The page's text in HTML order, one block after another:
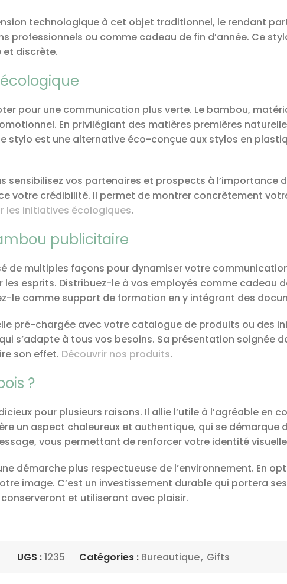
technologique à cet objet traditionnel, le rendant
professionnels ou comme cadeau de fin d’année. Ce
et discrète.
pour une communication plus verte. Le bambou,
En privilégiant des matières premières
stylo est une alternative éco-conçue aux stylos en
sensibilisez vos partenaires et prospects à l’importance
votre crédibilité. Il permet de montrer concrètement
les initiatives écologiques.
publicitaire
de multiples façons pour dynamiser votre
esprits. Distribuez-le à vos employés comme cadeau
le comme support de formation en y intégrant des
pré-chargée avec votre catalogue de produits ou des
s’adapte à tous vos besoins. Sa présentation soignée
son effet. Découvrir nos produits.
?
pour plusieurs raisons. Il allie l’utile à l’agréable en
un aspect chaleureux et authentique, qui se démarque
vous permettant de renforcer votre identité
démarche plus respectueuse de l’environnement. En
image. C’est un investissement durable qui portera
et utiliseront avec plaisir.
UGS :1235 Catégories : Bureautique, Gifts